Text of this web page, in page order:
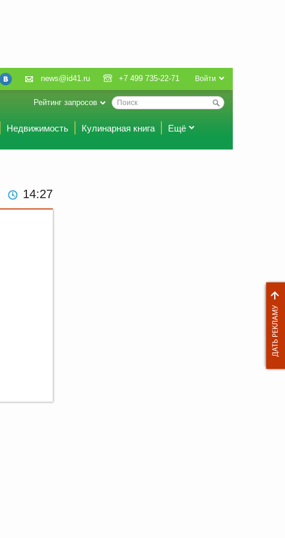
Войти
news@id41.ru +7 499 735-22-71
Рейтинг запросов
Недвижимость Кулинарная книга Ещё
14:27